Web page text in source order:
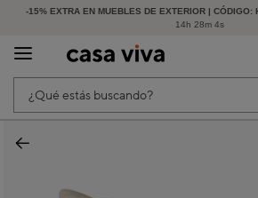
-15% EXTRA EN MUEBLES DE EXTERIOR | CÓDIGO:
14h 28m 4s
HASTA -60% DE DESCUENTO |
¿Qué estás buscando?